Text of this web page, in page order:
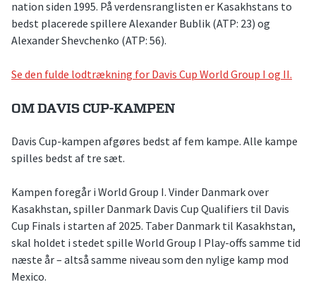
nation siden 1995. På verdensranglisten er Kasakhstans to
bedst placerede spillere Alexander Bublik (ATP: 23) og
Alexander Shevchenko (ATP: 56).
Se den fulde lodtrækning for Davis Cup World Group I og II.
OM DAVIS CUP-KAMPEN
Davis Cup-kampen afgøres bedst af fem kampe. Alle kampe
spilles bedst af tre sæt.
Kampen foregår i World Group I. Vinder Danmark over
Kasakhstan, spiller Danmark Davis Cup Qualifiers til Davis
Cup Finals i starten af 2025. Taber Danmark til Kasakhstan,
skal holdet i stedet spille World Group I Play-offs samme tid
næste år – altså samme niveau som den nylige kamp mod
Mexico.